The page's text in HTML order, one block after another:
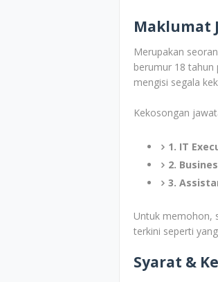
Maklumat
Merupakan
berumur 18
mengisi segala
Kekosongan
1. IT
2.
3.
Untuk memohon,
terkini seperti
Syarat &